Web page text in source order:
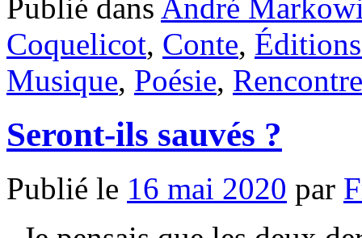
Publié dans André
Coquelicot, Conte,
Musique, Poésie, Rencontre
Seront-ils sauvés ?
Publié le 16 mai 2020 par